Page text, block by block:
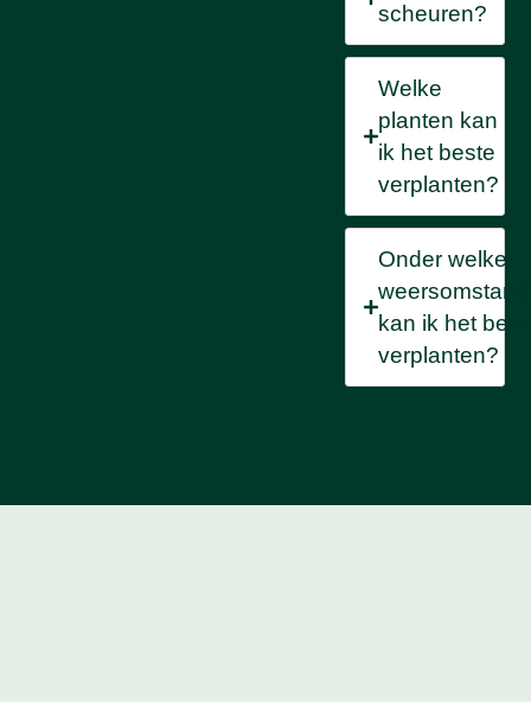
scheuren?
Welke
planten kan
ik het beste
verplanten?
Onder welke
kan ik het
verplanten?